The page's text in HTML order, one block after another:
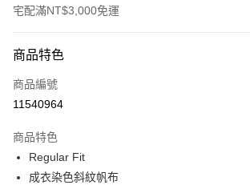
宅配滿NT$3,000免運
信用卡一次付款
信用卡分期付款
合作金庫商業銀行
華南商業銀行
上海商業儲蓄銀行
Apple Pay
商品特色
商品編號
11540964
商品特色
Regular Fit
成衣染色斜紋帆布